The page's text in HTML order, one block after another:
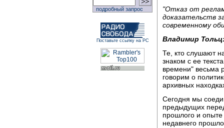
подробный запрос
Поставьте ссылку на РС
"Отказ от
доказательств
современному
Владимир
Те, кто слушают
знаком с ее
времени" весьма
говорим о
архивных
Сегодня мы
предыдущих
прошлого и опыте
недавнего